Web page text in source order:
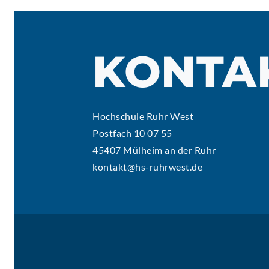
Hochschule Ruhr West
Postfach 10 07 55
45407 Mülheim an der Ruhr
kontakt@hs-ruhrwest.de